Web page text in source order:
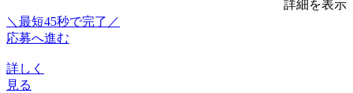
詳細を表示
＼最短45秒で完了／
応募へ進む
詳しく
見る